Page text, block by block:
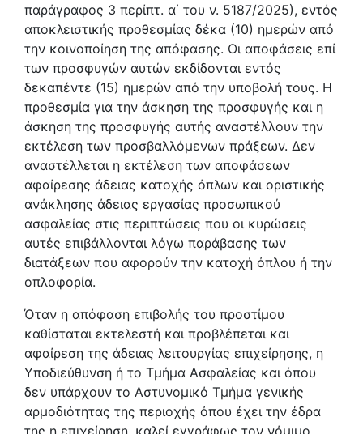
παράγραφος 3 περίπτ. α΄ του ν. 5187/2025), εντός
αποκλειστικής προθεσμίας δέκα (10) ημερών από
την κοινοποίηση της απόφασης. Οι αποφάσεις επί
των προσφυγών αυτών εκδίδονται εντός
δεκαπέντε (15) ημερών από την υποβολή τους. Η
προθεσμία για την άσκηση της προσφυγής και η
άσκηση της προσφυγής αυτής αναστέλλουν την
εκτέλεση των προσβαλλόμενων πράξεων. Δεν
αναστέλλεται η εκτέλεση των αποφάσεων
αφαίρεσης άδειας κατοχής όπλων και οριστικής
ανάκλησης άδειας εργασίας προσωπικού
ασφαλείας στις περιπτώσεις που οι κυρώσεις
αυτές επιβάλλονται λόγω παράβασης των
διατάξεων που αφορούν την κατοχή όπλου ή την
οπλοφορία.
Όταν η απόφαση επιβολής του προστίμου
καθίσταται εκτελεστή και προβλέπεται και
αφαίρεση της άδειας λειτουργίας επιχείρησης, η
Υποδιεύθυνση ή το Τμήμα Ασφαλείας και όπου
δεν υπάρχουν το Αστυνομικό Τμήμα γενικής
αρμοδιότητας της περιοχής όπου έχει την έδρα
της η επιχείρηση, καλεί εγγράφως τον νόμιμο